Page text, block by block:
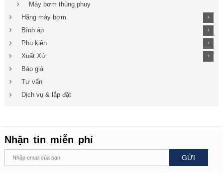
Máy bơm thùng phuy
Hãng máy bơm
+
Bình áp +
Phụ kiện +
Xuất Xứ +
Báo giá
Tư vấn
Dịch vụ & lắp đặt
Nhận tin miễn phí
GỬI